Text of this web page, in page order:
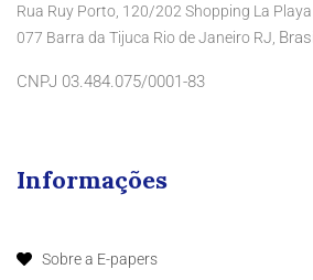
Rua Ruy Porto, 120/202 Shopping La
077 Barra da Tijuca Rio de Janeiro RJ,
CNPJ 03.484.075/0001-83
Informações
Sobre a E-papers